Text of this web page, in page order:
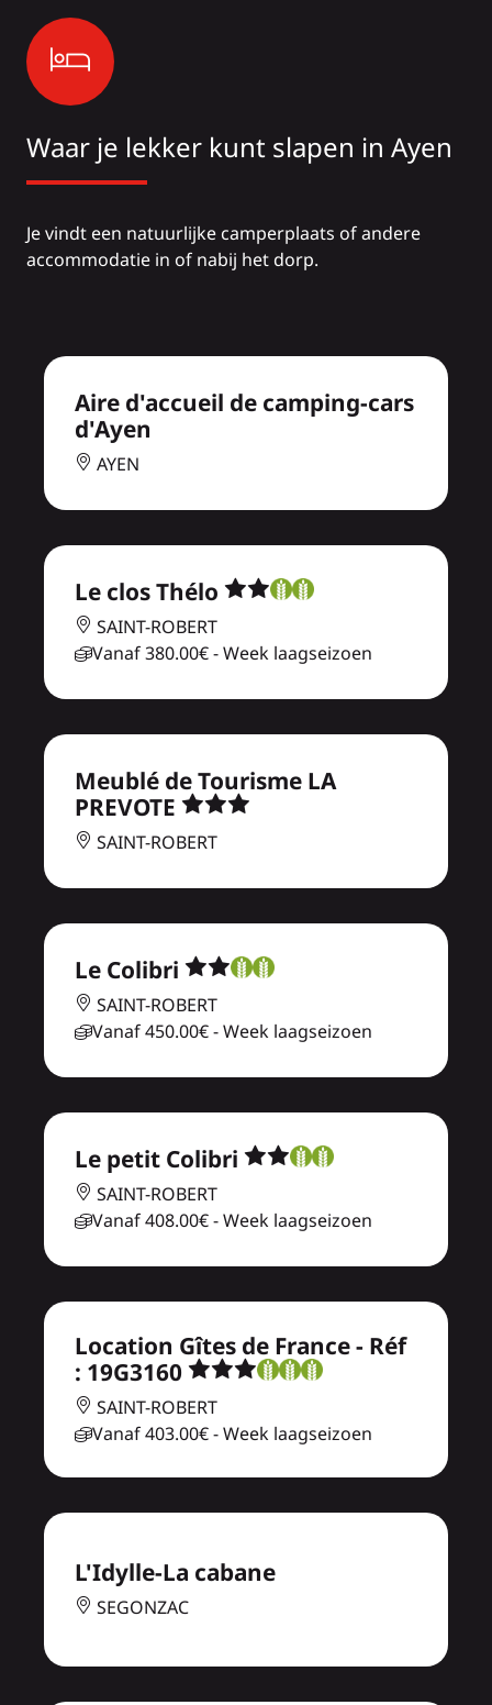
Waar je lekker kunt slapen in Ayen
Je vindt een natuurlijke camperplaats of andere
accommodatie in of nabij het dorp.
Aire d'accueil de camping-cars
d'Ayen
AYEN
Le clos Thélo
SAINT-ROBERT
Vanaf380.00€- Week laagseizoen
Meublé de Tourisme LA
PREVOTE
SAINT-ROBERT
Le Colibri
SAINT-ROBERT
Vanaf450.00€- Week laagseizoen
Le petit Colibri
SAINT-ROBERT
Vanaf408.00€- Week laagseizoen
Location Gîtes de France - Réf
: 19G3160
SAINT-ROBERT
Vanaf403.00€- Week laagseizoen
L'Idylle-La cabane
SEGONZAC